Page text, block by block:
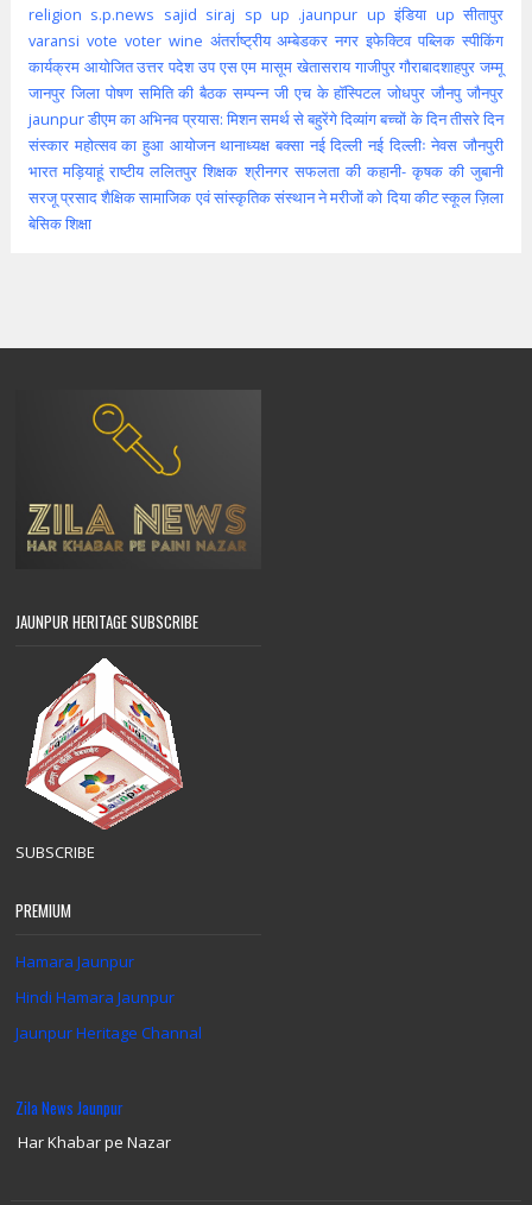
religion s.p.news sajid siraj sp up .jaunpur up इंडिया up सीतापुर
varansi vote voter wine अंतर्राष्ट्रीय अम्बेडकर नगर इफेक्टिव पब्लिक स्पीकिंग
कार्यक्रम आयोजित उत्तर पदेश उप एस एम मासूम खेतासराय गाजीपुर गौराबादशाहपुर जम्मू
जानपुर जिला पोषण समिति की बैठक सम्पन्न जी एच के हॉस्पिटल जोधपुर जौनपु जौनपुर
jaunpurडीएम का अभिनव प्रयास: मिशन समर्थ से बहुरेंगे दिव्यांग बच्चों के दिनतीसरे दिन
संस्कार महोत्सव का हुआ आयोजन थानाध्यक्ष बक्सा नई दिल्ली नई दिल्लीः नेवस जौनपुरी
भारत मड़ियाहूं राष्टीय ललितपुर शिक्षक श्रीनगर सफलता की कहानी- कृषक की जुबानी
सरजू प्रसाद शैक्षिकसामाजिक एवं सांस्कृतिक संस्थान ने मरीजों को दिया कीटस्कूलज़िला
बेसिक शिक्षा
JAUNPUR HERITAGE SUBSCRIBE
SUBSCRIBE
PREMIUM
Hamara Jaunpur
Hindi Hamara Jaunpur
Jaunpur Heritage Channal
Zila News Jaunpur
Har Khabar pe Nazar